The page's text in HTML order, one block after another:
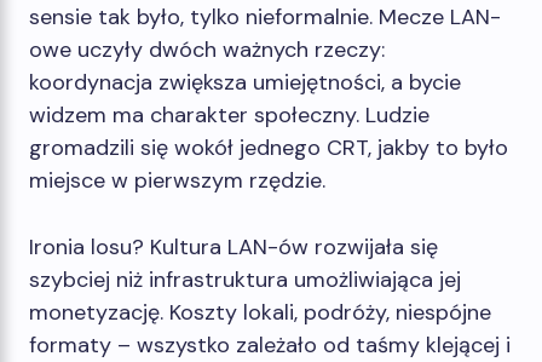
sensie tak było, tylko nieformalnie. Mecze LAN-
owe uczyły dwóch ważnych rzeczy:
koordynacja zwiększa umiejętności, a bycie
widzem ma charakter społeczny. Ludzie
gromadzili się wokół jednego CRT, jakby to było
miejsce w pierwszym rzędzie.
Ironia losu? Kultura LAN-ów rozwijała się
szybciej niż infrastruktura umożliwiająca jej
monetyzację. Koszty lokali, podróży, niespójne
formaty – wszystko zależało od taśmy klejącej i